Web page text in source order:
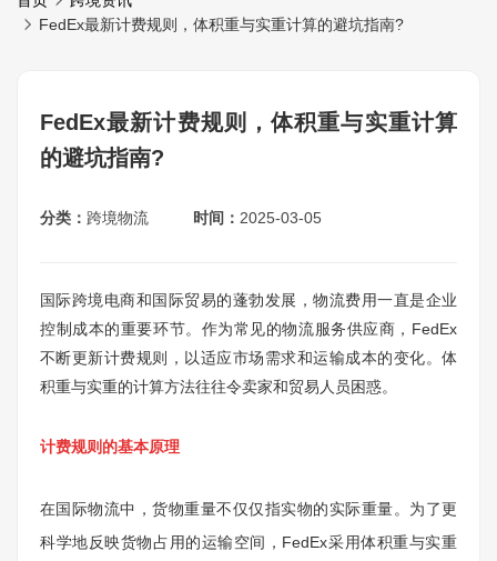
FedEx最新计费规则，体积重与实重计算的避坑指南?
FedEx最新计费规则，体积重与实重计算
的避坑指南?
分类： 跨境物流 时间： 2025-03-05
国际跨境电商和国际贸易的蓬勃发展，物流费用一直是企业
控制成本的重要环节。作为常见的物流服务供应商，FedEx
不断更新计费规则，以适应市场需求和运输成本的变化。体
积重与实重的计算方法往往令卖家和贸易人员困惑。
计费规则的基本原理
在国际物流中，货物重量不仅仅指实物的实际重量。为了更
科学地反映货物占用的运输空间，FedEx采用体积重与实重